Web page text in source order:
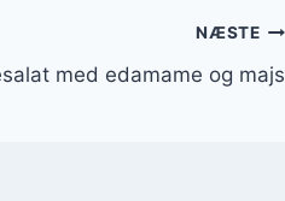
NÆSTE
med edamame og majs